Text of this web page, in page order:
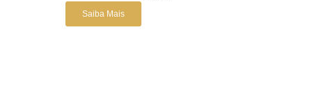
Saiba Mais